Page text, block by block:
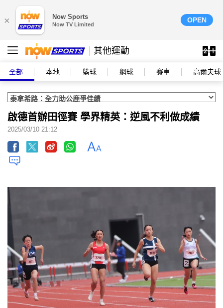
× Now Sports
Now TV Limited
OPEN
其他運動
全部 本地 籃球 網球 賽車 高爾夫球
啟德首辦田徑賽 學界精英：逆風不利做成績
2025/03/10 21:12